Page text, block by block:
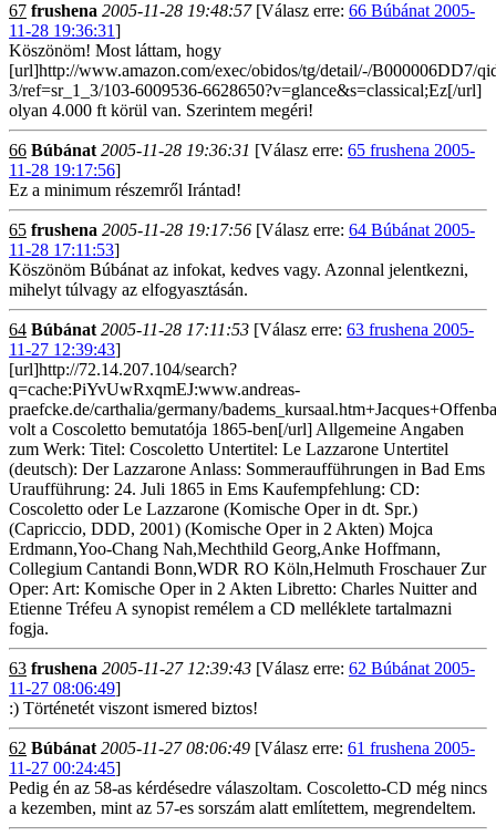
67 frushena 2005-11-28 19:48:57[Válasz erre: 66 Búbánat 2005-
11-28 19:36:31]
Köszönöm! Most láttam, hogy
[url]http://www.amazon.com/exec/obidos/tg/detail/-/B000006DD7/
3/ref=sr_1_3/103-6009536-6628650?v=glance&s=classical;Ez[/url]
olyan 4.000 ft körül van. Szerintem megéri!
66 Búbánat 2005-11-28 19:36:31 [Válasz erre: 65 frushena 2005-
11-28 19:17:56]
Ez a minimum részemről Irántad!
65 frushena 2005-11-28 19:17:56 [Válasz erre: 64 Búbánat 2005-
11-28 17:11:53]
Köszönöm Búbánat az infokat, kedves vagy. Azonnal jelentkezni,
mihelyt túlvagy az elfogyasztásán.
64 Búbánat 2005-11-28 17:11:53 [Válasz erre: 63 frushena 2005-
11-27 12:39:43]
[url]http://72.14.207.104/search?
q=cache:PiYvUwRxqmEJ:www.andreas-
praefcke.de/carthalia/germany/
volt a Coscoletto bemutatója 1865-ben[/url] Allgemeine Angaben
zum Werk: Titel: Coscoletto Untertitel: Le Lazzarone Untertitel
(deutsch): Der Lazzarone Anlass: Sommeraufführungen in Bad Ems
Uraufführung: 24. Juli 1865 in Ems Kaufempfehlung: CD:
Coscoletto oder Le Lazzarone (Komische Oper in dt. Spr.)
(Capriccio, DDD, 2001) (Komische Oper in 2 Akten) Mojca
Erdmann,Yoo-Chang Nah,Mechthild Georg,Anke Hoffmann,
Collegium Cantandi Bonn,WDR RO Köln,Helmuth Froschauer Zur
Oper: Art: Komische Oper in 2 Akten Libretto: Charles Nuitter and
Etienne Tréfeu A synopist remélem a CD melléklete tartalmazni
fogja.
63 frushena 2005-11-27 12:39:43 [Válasz erre: 62 Búbánat 2005-
11-27 08:06:49]
:) Történetét viszont ismered biztos!
62 Búbánat 2005-11-27 08:06:49 [Válasz erre: 61 frushena 2005-
11-27 00:24:45]
Pedig én az 58-as kérdésedre válaszoltam. Coscoletto-CD még nincs
a kezemben, mint az 57-es sorszám alatt említettem, megrendeltem.